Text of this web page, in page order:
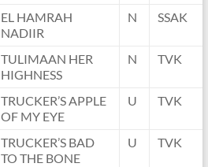
EL HAMRAH
NADIIR
N SSAK
TULIMAAN HER
HIGHNESS
N TVK
TRUCKER’S APPLE
OF MY EYE
U TVK
TRUCKER’S BAD
TO THE BONE
U TVK